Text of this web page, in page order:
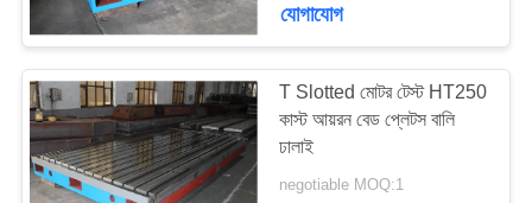
গ্রানাইট মেশিন বেস
যোগাযোগ
T Slotted মোটর টেস্ট HT250
কাস্ট আয়রন বেড প্লেটস বালি
ঢালাই
negotiable MOQ:1